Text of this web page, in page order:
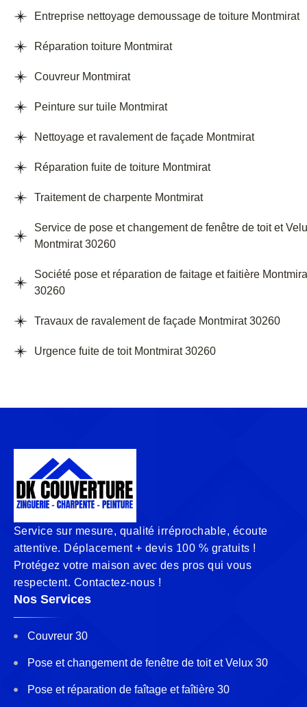
Entreprise nettoyage demoussage de toiture Montmirat
Réparation toiture Montmirat
Couvreur Montmirat
Peinture sur tuile Montmirat
Nettoyage et ravalement de façade Montmirat
Réparation fuite de toiture Montmirat
Traitement de charpente Montmirat
Service de pose et changement de fenêtre de toit et
Montmirat 30260
Société pose et réparation de faitage et faitière
30260
Travaux de ravalement de façade Montmirat 30260
Urgence fuite de toit Montmirat 30260
Service sur mesure, qualité irréprochable, écoute
attentive. Déplacement + devis 100 % gratuits !
Protégez votre maison avec des pros qui vous
respectent. Contactez-nous !
Nos Services
Couvreur 30
Pose et changement de fenêtre de toit et Velux 30
Pose et réparation de faîtage et faîtière 30